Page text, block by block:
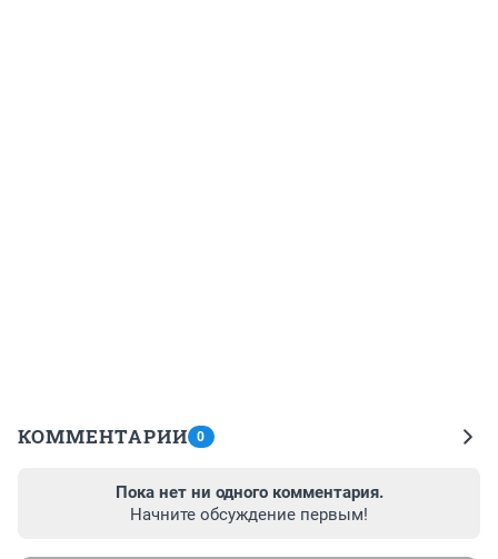
КОММЕНТАРИИ 0
Пока нет ни одного комментария.
Начните обсуждение первым!